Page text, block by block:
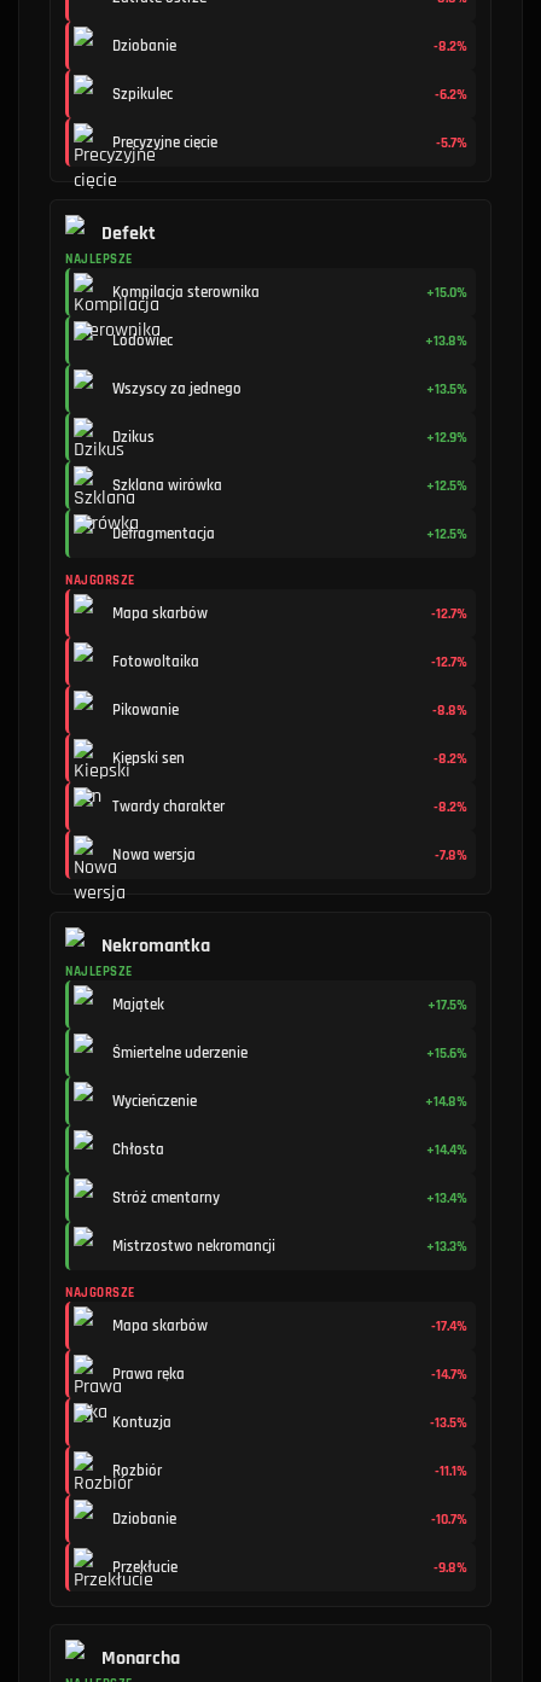
Dziobanie -8.2%
Szpikulec -6.2%
Precyzyjne cięcie -5.7%
Defekt
NAJLEPSZE
Kompilacja sterownika +15.0%
Lodowiec +13.8%
Wszyscy za jednego +13.5%
Dzikus +12.9%
Szklana wirówka +12.5%
Defragmentacja +12.5%
NAJGORSZE
Mapa skarbów -12.7%
Fotowoltaika -12.7%
Pikowanie -8.8%
Kiepski sen -8.2%
Twardy charakter -8.2%
Nowa wersja -7.8%
Nekromantka
NAJLEPSZE
Majątek +17.5%
Śmiertelne uderzenie +15.6%
Wycieńczenie +14.8%
Chłosta +14.4%
Stróż cmentarny +13.4%
Mistrzostwo nekromancji +13.3%
NAJGORSZE
Mapa skarbów -17.4%
Prawa ręka -14.7%
Kontuzja -13.5%
Rozbiór -11.1%
Dziobanie -10.7%
Przekłucie -9.8%
Monarcha